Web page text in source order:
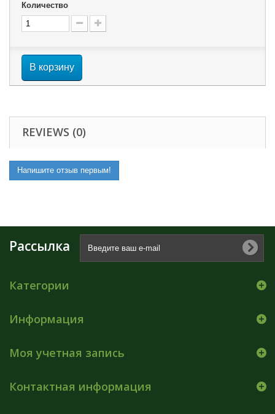
Количество
В корзину
REVIEWS (0)
Напишите отзыв первым!
Рассылка
Категории
Информация
Моя учетная запись
Контактная информация